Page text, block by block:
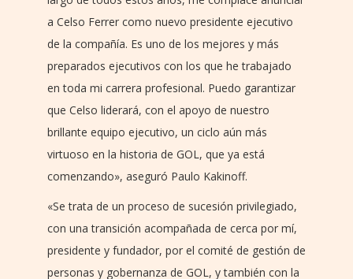
a Celso Ferrer como nuevo presidente ejecutivo
de la compañía. Es uno de los mejores y más
preparados ejecutivos con los que he trabajado
en toda mi carrera profesional. Puedo garantizar
que Celso liderará, con el apoyo de nuestro
brillante equipo ejecutivo, un ciclo aún más
virtuoso en la historia de GOL, que ya está
comenzando», aseguró Paulo Kakinoff.
«Se trata de un proceso de sucesión privilegiado,
con una transición acompañada de cerca por mí,
presidente y fundador, por el comité de gestión de
personas y gobernanza de GOL, y también con la